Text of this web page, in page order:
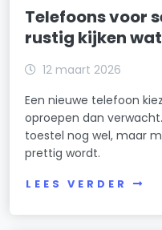
Telefoons voor
rustig kijken
12 maart 2026
Een nieuwe telefoon
oproepen dan
toestel nog wel, maar
prettig wordt.
LEES VERDER